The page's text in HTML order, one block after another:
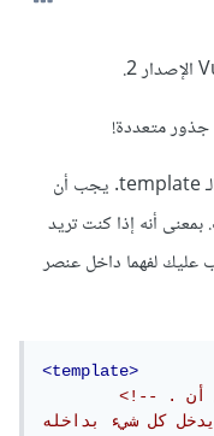
لديك عنصرين من نفس المستوى داخل وسم الـ template. يجب أن
أنه إذا كنت تريد
لفهما داخل عنصر
<template>
<!-- .هذا هو عنصر الجذر حيث يمكن أن